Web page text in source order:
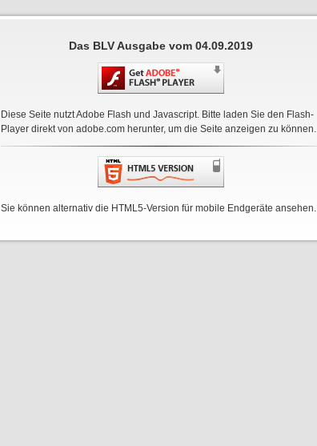
Das BLV Ausgabe vom 04.09.2019
Diese Seite nutzt Adobe Flash und Javascript. Bitte laden Sie den Flash-
Player direkt von adobe.com herunter, um die Seite anzeigen zu können.
Sie können alternativ die HTML5-Version für mobile Endgeräte ansehen.